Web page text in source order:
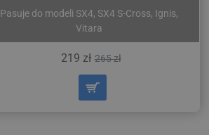
Pasuje do modeli SX4, SX4 S-Cross, Ignis,
Vitara
219 zł 265 zł